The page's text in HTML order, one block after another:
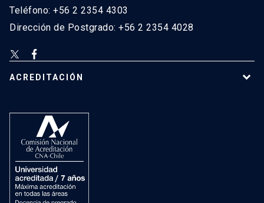
Teléfono: +56 2 2354 4303
Dirección de Postgrado: +56 2 2354 4028
ACREDITACIÓN